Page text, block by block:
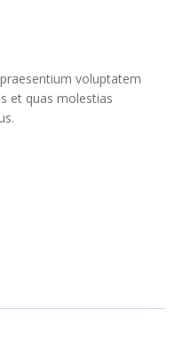
voluptatem
et quas molestias